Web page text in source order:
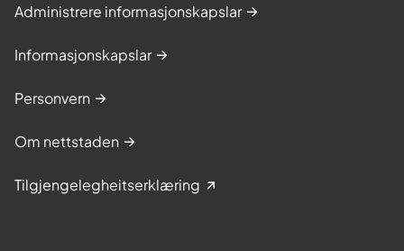
Administrere informasjonskapslar
Informasjonskapslar
Personvern
Om nettstaden
Tilgjengelegheitserklæring